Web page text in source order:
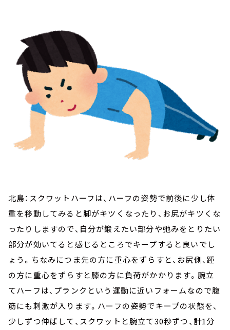
北島：スクワットハーフは、ハーフの姿勢で前後に少し体
重を移動してみると脚がキツくなったり、お尻がキツくな
ったりしますので、自分が鍛えたい部分や弛みをとりたい
部分が効いてると感じるところでキープすると良いでし
ょう。ちなみにつま先の方に重心をずらすと、お尻側、踵
の方に重心をずらすと膝の方に負荷がかかります。腕立
てハーフは、プランクという運動に近いフォームなので腹
筋にも刺激が入ります。ハーフの姿勢でキープの状態を、
少しずつ伸ばして、スクワットと腕立て30秒ずつ、計1分